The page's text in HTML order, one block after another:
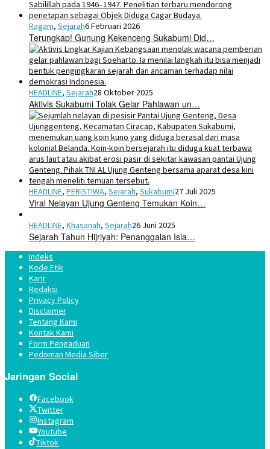
Ragam, Sejarah6 Februari 2026
Terungkap! Gunung Kekenceng Sukabumi Did…
HEADLINE, Sejarah28 Oktober 2025
Aktivis Sukabumi Tolak Gelar Pahlawan un…
HEADLINE, PERISTIWA, Sejarah, Sukabumi27 Juli 2025
Viral Nelayan Ujung Genteng Temukan Koin…
HEADLINE, Khasanah, Sejarah26 Juni 2025
Sejarah Tahun Hijriyah: Penanggalan Isla…
Indeks
Kode Etik
Karir
Redaksi
Privacy Policy
Disclaimer
Tentang Kami
Kontak Kami
Form Pengaduan
Pedoman Media Siber
Jaringan Social
Facebook
Twitter
Instagram
Youtube
Tiktok